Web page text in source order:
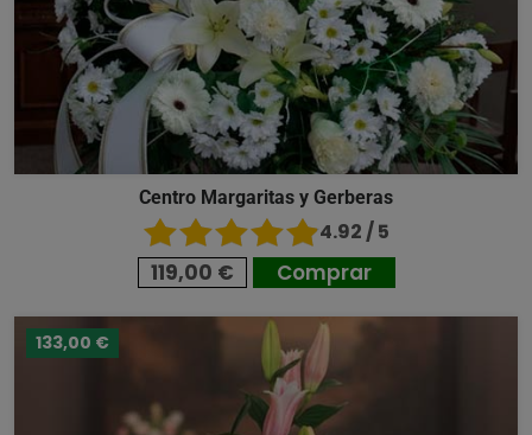
Centro Margaritas y Gerberas
4.92 / 5
119,00 € Comprar
133,00 €